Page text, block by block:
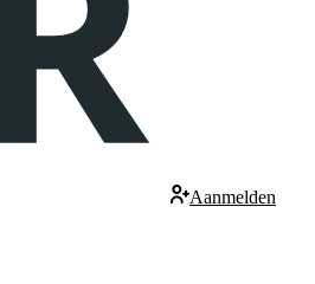
Aanmelden